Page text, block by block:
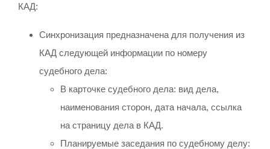
КАД:
Синхронизация предназначена для получения из
КАД следующей информации по номеру
судебного дела:
В карточке судебного дела: вид дела,
наименования сторон, дата начала, ссылка
на страницу дела в КАД.
Планируемые заседания по судебному делу: